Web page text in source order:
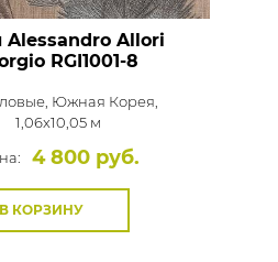
Alessandro Allori
RGI1001-8
Южная Корея,
1,06x10,05 м
4 800 руб.
В КОРЗИНУ